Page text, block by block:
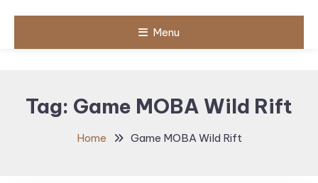
Menu
Tag: Game MOBA Wild Rift
Home Game MOBA Wild Rift